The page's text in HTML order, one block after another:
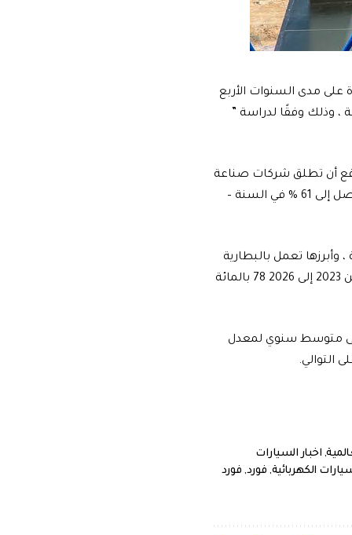
على مدى السنوات الأربع
، وذلك وفقًا لدراسة ”
أن تطلق شركات صناعة
السيارات ما يقرب من 245 طرازًا جديدًا خلال السنوات الأربع المقبلة، و هذا متوسط ​​يصل إلى 61 % في السنة –
وأبرزها تعمل بالبطارية
الكهربائية ، موجود هنا ، وهو أمر مشجع، و من المتوقع أن يكون مزيج الطراز الجديد من 2023 إلى 2026 78 بالمائة
متوسط ​​سنوي لمعدل
, اخبار السيارات
الكهربائية, فورد, فورد